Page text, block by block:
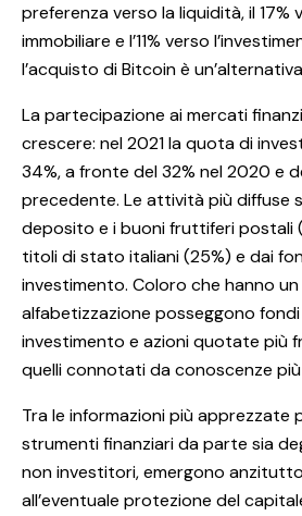
preferenza verso la liquidità, il 17%
immobiliare e l’11% verso
l’acquisto di Bitcoin è
La partecipazione ai mercati
crescere: nel 2021 la quota di
34%, a fronte del 32% nel 2020 e
precedente. Le attività più diffuse
deposito e i buoni fruttiferi postali
titoli di stato italiani (25%) e dai
investimento. Coloro che hanno
alfabetizzazione posseggono
investimento e azioni quotate più
quelli connotati da conoscenze
Tra le informazioni più apprezzate
strumenti finanziari da parte sia
non investitori, emergono
all’eventuale protezione del